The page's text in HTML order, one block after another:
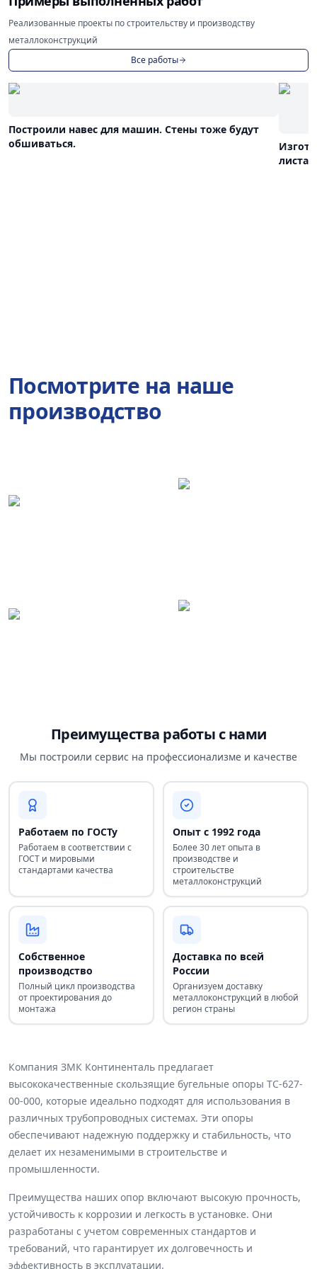
Реализованные проекты по строительству и производству
металлоконструкций
Все работы
Построили навес для машин. Стены тоже будут
обшиваться.
листа
Посмотрите на наше
производство
Преимущества работы с нами
Мы построили сервис на профессионализме и качестве
Работаем по ГОСТу
Работаем в соответствии с
ГОСТ и мировыми
стандартами качества
Опыт с 1992 года
Более 30 лет опыта в
производстве и
строительстве
металлоконструкций
Собственное
производство
Полный цикл производства
от проектирования до
монтажа
Доставка по всей
России
Организуем доставку
металлоконструкций в любой
регион страны
Компания ЗМК Континенталь предлагает
высококачественные скользящие бугельные опоры ТС-627-
00-000, которые идеально подходят для использования в
различных трубопроводных системах. Эти опоры
обеспечивают надежную поддержку и стабильность, что
делает их незаменимыми в строительстве и
промышленности.
Преимущества наших опор включают высокую прочность,
устойчивость к коррозии и легкость в установке. Они
разработаны с учетом современных стандартов и
требований, что гарантирует их долговечность и
эффективность в эксплуатации.